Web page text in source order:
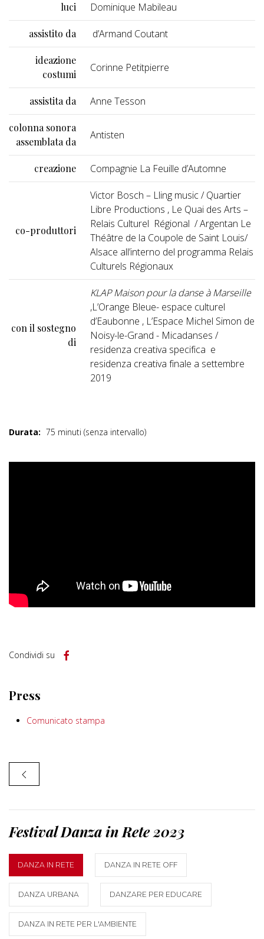
luci Dominique Mabileau
assistito da d’Armand Coutant
ideazione
costumi
Corinne Petitpierre
assistita da Anne Tesson
colonna sonora
assemblata da
Antisten
creazione Compagnie La Feuille d’Automne
co-produttori
Victor Bosch – Lling music / Quartier
Libre Productions , Le Quai des Arts –
Relais Culturel Régional / Argentan Le
Théâtre de la Coupole de Saint Louis/
Alsace all’interno del programma Relais
Culturels Régionaux
con il sostegno
di
KLAP Maison pour la danse à Marseille
,L’Orange Bleue- espace culturel
d’Eaubonne , L’Espace Michel Simon de
Noisy-le-Grand - Micadanses /
residenza creativa specifica e
residenza creativa finale a settembre
2019
Durata: 75 minuti (senza intervallo)
Condividi su
Press
Comunicato stampa
Festival Danza in Rete 2023
DANZA IN RETE DANZA IN RETE OFF
DANZA URBANA DANZARE PER EDUCARE
DANZA IN RETE PER L'AMBIENTE